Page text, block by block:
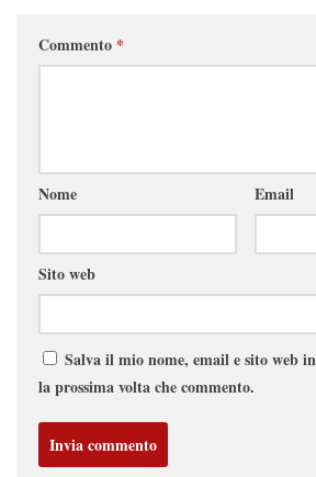
Commento *
Nome Email
Sito web
Salva il mio nome, email e sito web
la prossima volta che commento.